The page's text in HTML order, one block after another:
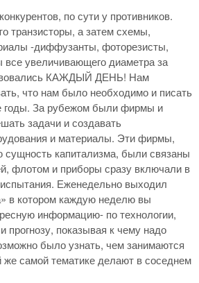
по сути у противников.
транзисторы, а затем схемы,
-диффузанты, фоторезисты,
увеличивающего диаметра за
КАЖДЫЙ ДЕНЬ! Нам
что нам было необходимо и писать
годы. За рубежом были фирмы и
задачи и создавать
и материалы. Эти фирмы,
сущность капитализма, были связаны
флотом и приборы сразу включали в
Еженедельно выходил
в котором каждую неделю вы
информацию- по технологии,
прогнозу, показывая к чему надо
было узнать, чем занимаются
же самой тематике делают в соседнем